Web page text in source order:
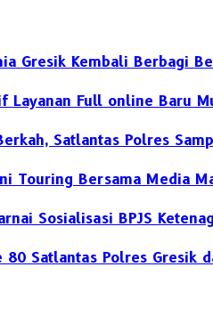
Gresik Kembali Berbagi
Layanan Full online Baru
Satlantas Polres
Touring Bersama Media
Sosialisasi BPJS
80 Satlantas Polres Gresik